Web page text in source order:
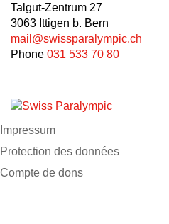
Talgut-Zentrum 27
3063 Ittigen b. Bern
mail@swissparalympic.ch
Phone 031 533 70 80
Impressum
Protection des données
Compte de dons